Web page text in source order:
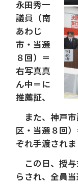
永田秀一
議員（南
あわじ
市・当選
８回）＝
右写真真
ん中＝に
推薦証、
また、神戸市
区・当選８回
ぞれ手渡されま
この日、授与
らされ、全員